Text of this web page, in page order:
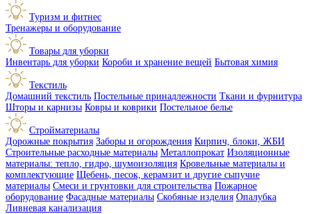
Туризм и фитнес
Тренажеры и оборудование
Товары для уборки
Инвентарь для уборки Короби и хранение вещей Бытовая химия
Текстиль
Домашний текстиль Постельные принадлежности Ткани и фурнитура
Шторы и карнизы Ковры и коврики Постельное белье
Стройматериалы
Дорожные покрытия Заборы и огорождения Кирпич, блоки, ЖБИ
Строительные расходные материалы Металлопрокат Изоляционные
материалы: тепло, гидро, шумоизоляция Кровельные материалы и
комплектующие Щебень, песок, керамзит и другие сыпучие
материалы Смеси и грунтовки для строительства Пожарное
оборудование Фасадные материалы Скобяные изделия Опалубка
Ливневая канализация